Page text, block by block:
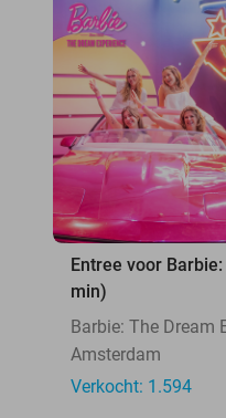
Entree voor
min)
Barbie: The Dream
Amsterdam
Verkocht: 1.594